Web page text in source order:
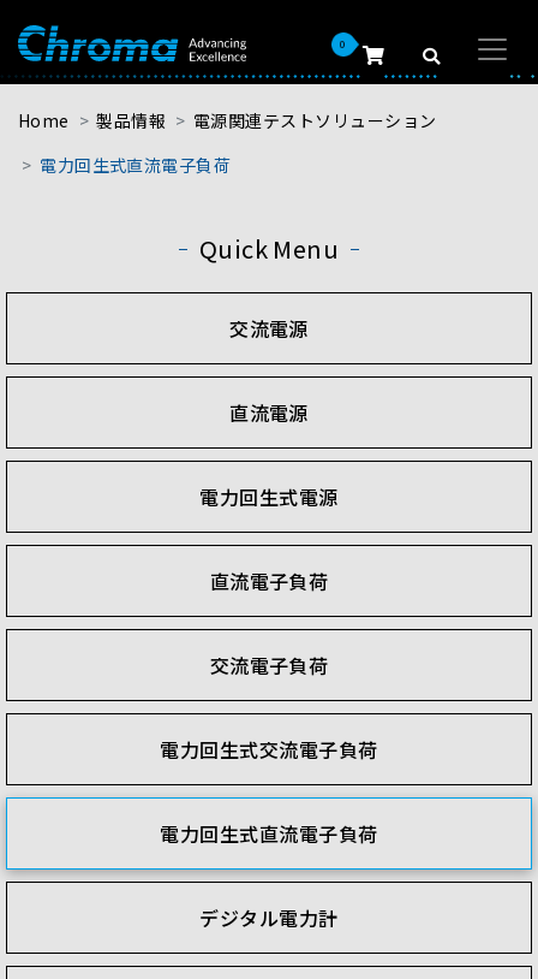
0
Home 製品情報
電源関連テストソリューション
電力回生式直流電子負荷
Quick Menu
交流電源
直流電源
電力回生式電源
直流電子負荷
交流電子負荷
電力回生式交流電子負荷
電力回生式直流電子負荷
デジタル電力計